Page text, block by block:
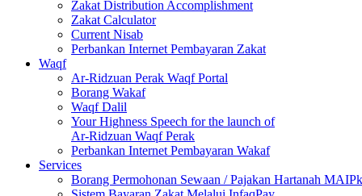
Zakat Distribution Accomplishment
Zakat Calculator
Current Nisab
Perbankan Internet Pembayaran Zakat
Waqf
Ar-Ridzuan Perak Waqf Portal
Borang Wakaf
Waqf Dalil
Your Highness Speech for the launch of
Ar-Ridzuan Waqf Perak
Perbankan Internet Pembayaran Wakaf
Services
Borang Permohonan Sewaan / Pajakan Hartanah MAIPk